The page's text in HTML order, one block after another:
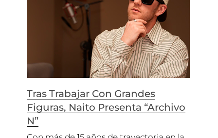
Tras Trabajar Con Grandes
Figuras, Naito Presenta “Archivo
N”